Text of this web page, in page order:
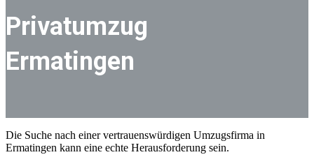
Privatumzug
Ermatingen
Die Suche nach einer vertrauenswürdigen Umzugsfirma in
Ermatingen kann eine echte Herausforderung sein.